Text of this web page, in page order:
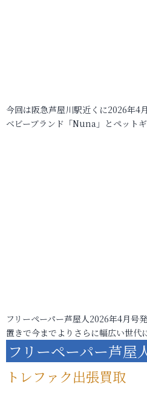
今回は阪急芦屋川駅近くに2026年4
ベビーブランド「Nuna」とペット
フリーペーパー芦屋人2026年4月号
置きで今までよりさらに幅広い世代
フリーペーパー芦屋
トレファク出張買取